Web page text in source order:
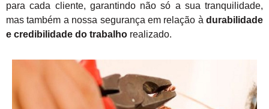
para cada cliente, garantindo não só a sua tranquilidade,
mas também a nossa segurança em relação à durabilidade
e credibilidade do trabalho realizado.